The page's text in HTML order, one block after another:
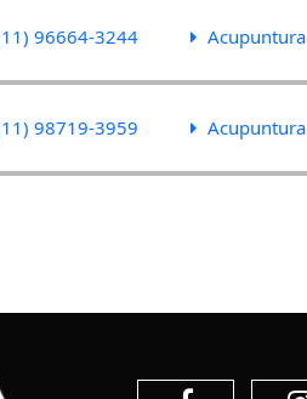
96664-3244 Acupuntura
98719-3959 Acupuntura